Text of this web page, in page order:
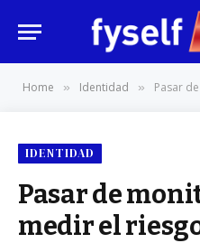
Home » Identidad » Pasar
IDENTIDAD
Pasar de
medir el